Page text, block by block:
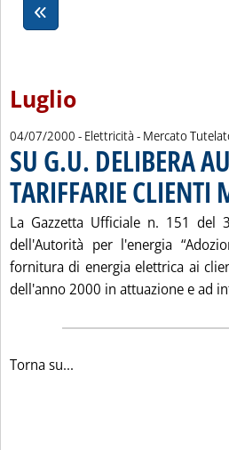
Luglio
04/07/2000 - Elettricità - Mercato
SU G.U. DELIBERA
TARIFFARIE CLIENTI
La Gazzetta Ufficiale n. 151 del
dell'Autorità per l'energia
fornitura di energia elettrica ai
dell'anno 2000 in attuazione e ad
Torna su...